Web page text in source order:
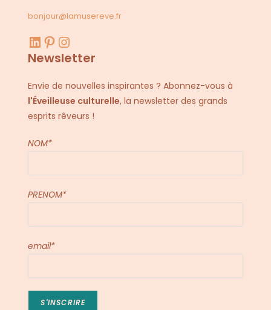
bonjour@lamusereve.fr
LinkedIn Pinterest Instagram
Newsletter
Envie de nouvelles inspirantes ? Abonnez-vous à
l'Éveilleuse culturelle, la newsletter des grands
esprits rêveurs !
NOM*
PRENOM*
email*